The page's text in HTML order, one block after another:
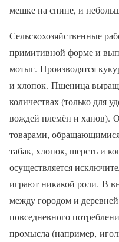
мешке на спине, и
Сельскохозяйственные
примитивной форме и
мотыг. Производятся
и хлопок. Пшеница
количествах (только для
вождей племён и ханов).
товарами,
табак, хлопок, шерсть и
осуществляется
играют никакой роли. В
между городом и
повседневного
промысла (например,